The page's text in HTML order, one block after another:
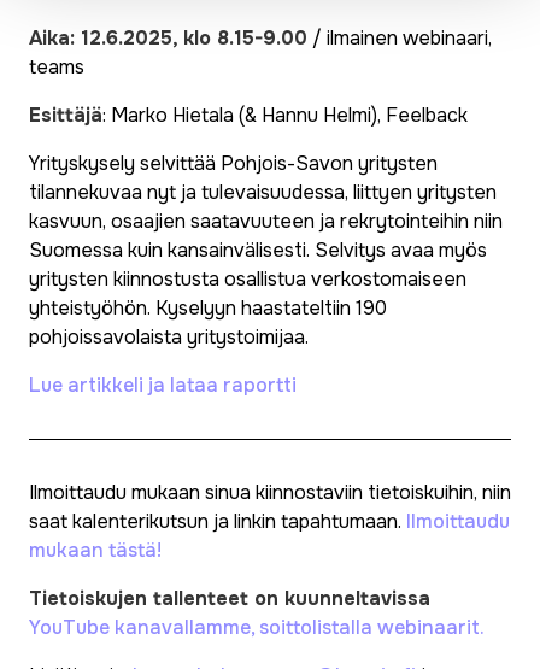
Aika: 12.6.2025, klo 8.15-9.00 / ilmainen webinaari,
teams
Esittäjä: Marko Hietala (& Hannu Helmi), Feelback
Yrityskysely selvittää Pohjois-Savon yritysten
tilannekuvaa nyt ja tulevaisuudessa, liittyen yritysten
kasvuun, osaajien saatavuuteen ja rekrytointeihin niin
Suomessa kuin kansainvälisesti. Selvitys avaa myös
yritysten kiinnostusta osallistua verkostomaiseen
yhteistyöhön. Kyselyyn haastateltiin 190
pohjoissavolaista yritystoimijaa.
Lue artikkeli ja lataa raportti
Ilmoittaudu mukaan sinua kiinnostaviin tietoiskuihin, niin
saat kalenterikutsun ja linkin tapahtumaan. Ilmoittaudu
mukaan tästä!
Tietoiskujen tallenteet on kuunneltavissa
YouTube kanavallamme, soittolistalla webinaarit.